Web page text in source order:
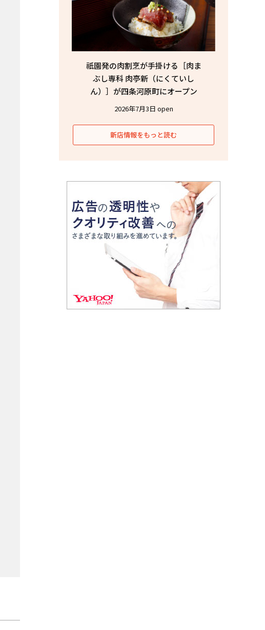
祇園発の肉割烹が手掛ける［肉ま
ぶし専科 肉亭新（にくていし
ん）］が四条河原町にオープン
2026年7月3日 open
新店情報をもっと読む